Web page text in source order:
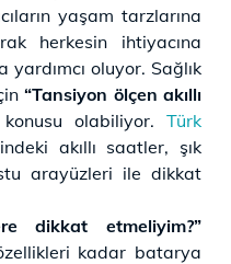
yaşam tarzlarına
herkesin ihtiyacına
yardımcı oluyor. Sağlık
“Tansiyon ölçen akıllı
konusu olabiliyor.Türk
akıllı saatler, şık
arayüzleri ile dikkat
dikkat etmeliyim?”
kadar batarya